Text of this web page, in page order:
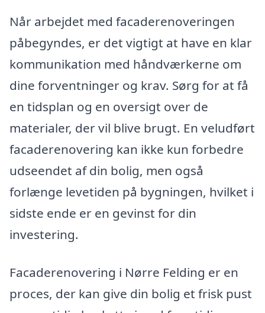
Når arbejdet med facaderenoveringen
påbegyndes, er det vigtigt at have en klar
kommunikation med håndværkerne om
dine forventninger og krav. Sørg for at få
en tidsplan og en oversigt over de
materialer, der vil blive brugt. En veludført
facaderenovering kan ikke kun forbedre
udseendet af din bolig, men også
forlænge levetiden på bygningen, hvilket i
sidste ende er en gevinst for din
investering.
Facaderenovering i Nørre Felding er en
proces, der kan give din bolig et frisk pust